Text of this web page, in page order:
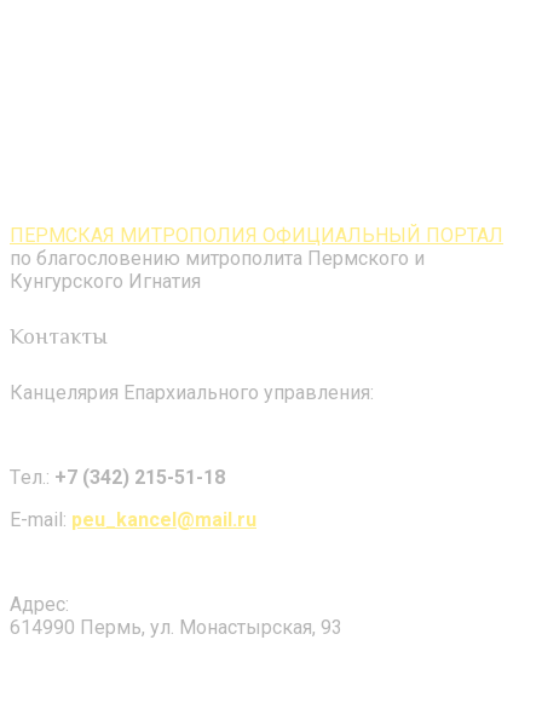
ПЕРМСКАЯ МИТРОПОЛИЯ ОФИЦИАЛЬНЫЙ ПОРТАЛ
по благословению митрополита Пермского и
Кунгурского Игнатия
Контакты
Канцелярия Епархиального управления:
Tел.: +7 (342) 215-51-18
E-mail: peu_kancel@mail.ru
Адрес:
614990 Пермь, ул. Монастырская, 93